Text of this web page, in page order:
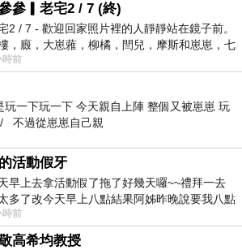
參▎老宅2 / 7 (終)
2 / 7 - 歡迎回家照片裡的人靜靜站在鏡子前。
，廄，大崽蕥，柳橘，閆兒，摩斯和崽崽，七
整整齊齊地站在鏡框之外，如同
時前
玩一下玩一下 今天親自上陣 整個又被崽崽 玩
不過從崽崽自己親
活動假牙
早上去拿活動假了拖了好幾天囉~~禮拜一去
多了改今天早上八點結果阿姊昨晚說要我八點
螺農會~回到莿桐都8點半多了
時前
高希均教授